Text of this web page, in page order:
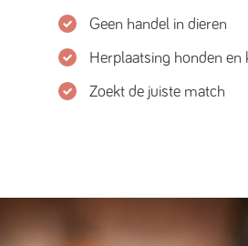
Geen handel in dieren
Herplaatsing honden en
Zoekt de juiste match